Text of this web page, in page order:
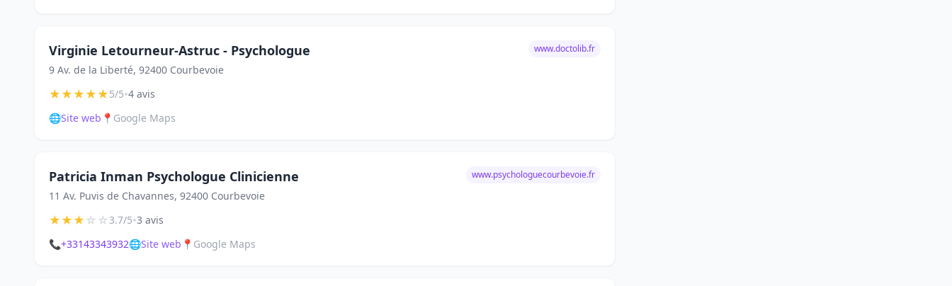
Virginie Letourneur-Astruc - Psychologue
9 Av. de la Liberté, 92400 Courbevoie
www.doctolib.fr
★★★★★5/5•4 avis
🌐Site web 📍 Google Maps
Patricia Inman Psychologue Clinicienne
11 Av. Puvis de Chavannes, 92400 Courbevoie
www.psychologuecourbevoie.fr
★★★☆☆3.7/5•3 avis
📞+33143343932🌐Site web 📍 Google Maps